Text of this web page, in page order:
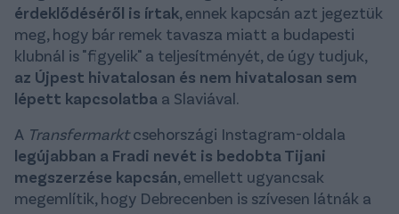
érdeklődéséről is írtak, ennek kapcsán azt jegeztük
meg, hogy bár remek tavasza miatt a budapesti
klubnál is "figyelik" a teljesítményét, de úgy tudjuk,
az Újpest hivatalosan és nem hivatalosan sem
lépett kapcsolatba a Slaviával.
A Transfermarktcsehországi Instagram-oldala
legújabban a Fradi nevét is bedobta Tijani
megszerzése kapcsán, emellett ugyancsak
megemlítik, hogy Debrecenben is szívesen látnák a